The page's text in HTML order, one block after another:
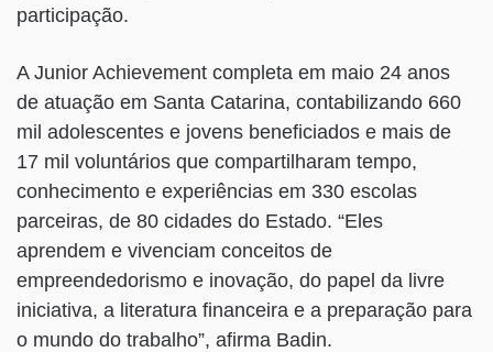
participação.
A Junior Achievement completa em maio 24 anos
de atuação em Santa Catarina, contabilizando 660
mil adolescentes e jovens beneficiados e mais de
17 mil voluntários que compartilharam tempo,
conhecimento e experiências em 330 escolas
parceiras, de 80 cidades do Estado. “Eles
aprendem e vivenciam conceitos de
empreendedorismo e inovação, do papel da livre
iniciativa, a literatura financeira e a preparação para
o mundo do trabalho”, afirma Badin.